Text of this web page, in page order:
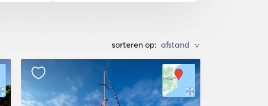
sorteren op: >